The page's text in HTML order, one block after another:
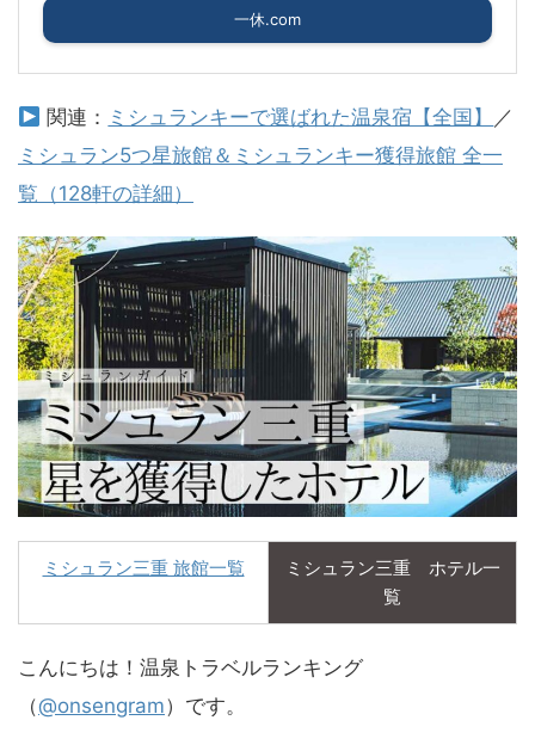
一休.com
関連： ミシュランキーで選ばれた温泉宿【全国】
／
ミシュラン5つ星旅館＆ミシュランキー獲得旅館 全一
覧（128軒の詳細）
ミシュラン三重 旅館一覧
ミシュラン三重 ホテル一
覧
こんにちは！温泉トラベルランキング
（@onsengram）です。